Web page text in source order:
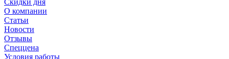
Скидки дня
О компании
Статьи
Новости
Отзывы
Спеццена
Условия работы